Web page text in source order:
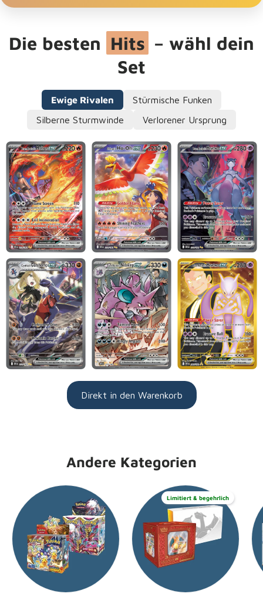
Die besten Hits – wähl dein
Set
Ewige Rivalen
Stürmische Funken
Silberne Sturmwinde
Verlorener Ursprung
Direkt in den Warenkorb
Andere Kategorien
Limitiert & begehrlich